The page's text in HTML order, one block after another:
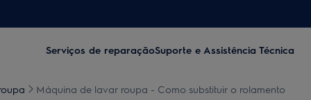
Serviços de reparaçãoSuporte e Assistência Técnica
Máquina de lavar roupa - Como substituir o rolamento